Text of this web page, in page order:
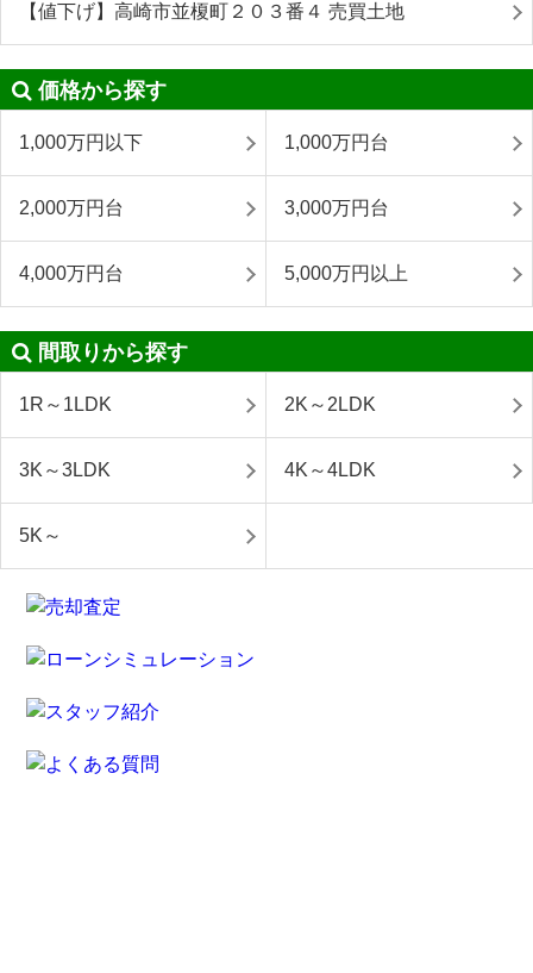
【値下げ】高崎市並榎町２０３番４ 売買土地
価格から探す
1,000万円以下 1,000万円台
2,000万円台 3,000万円台
4,000万円台 5,000万円以上
間取りから探す
1R～1LDK 2K～2LDK
3K～3LDK 4K～4LDK
5K～